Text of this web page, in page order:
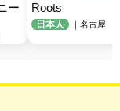
ー
Roots
日本人 ｜名古屋